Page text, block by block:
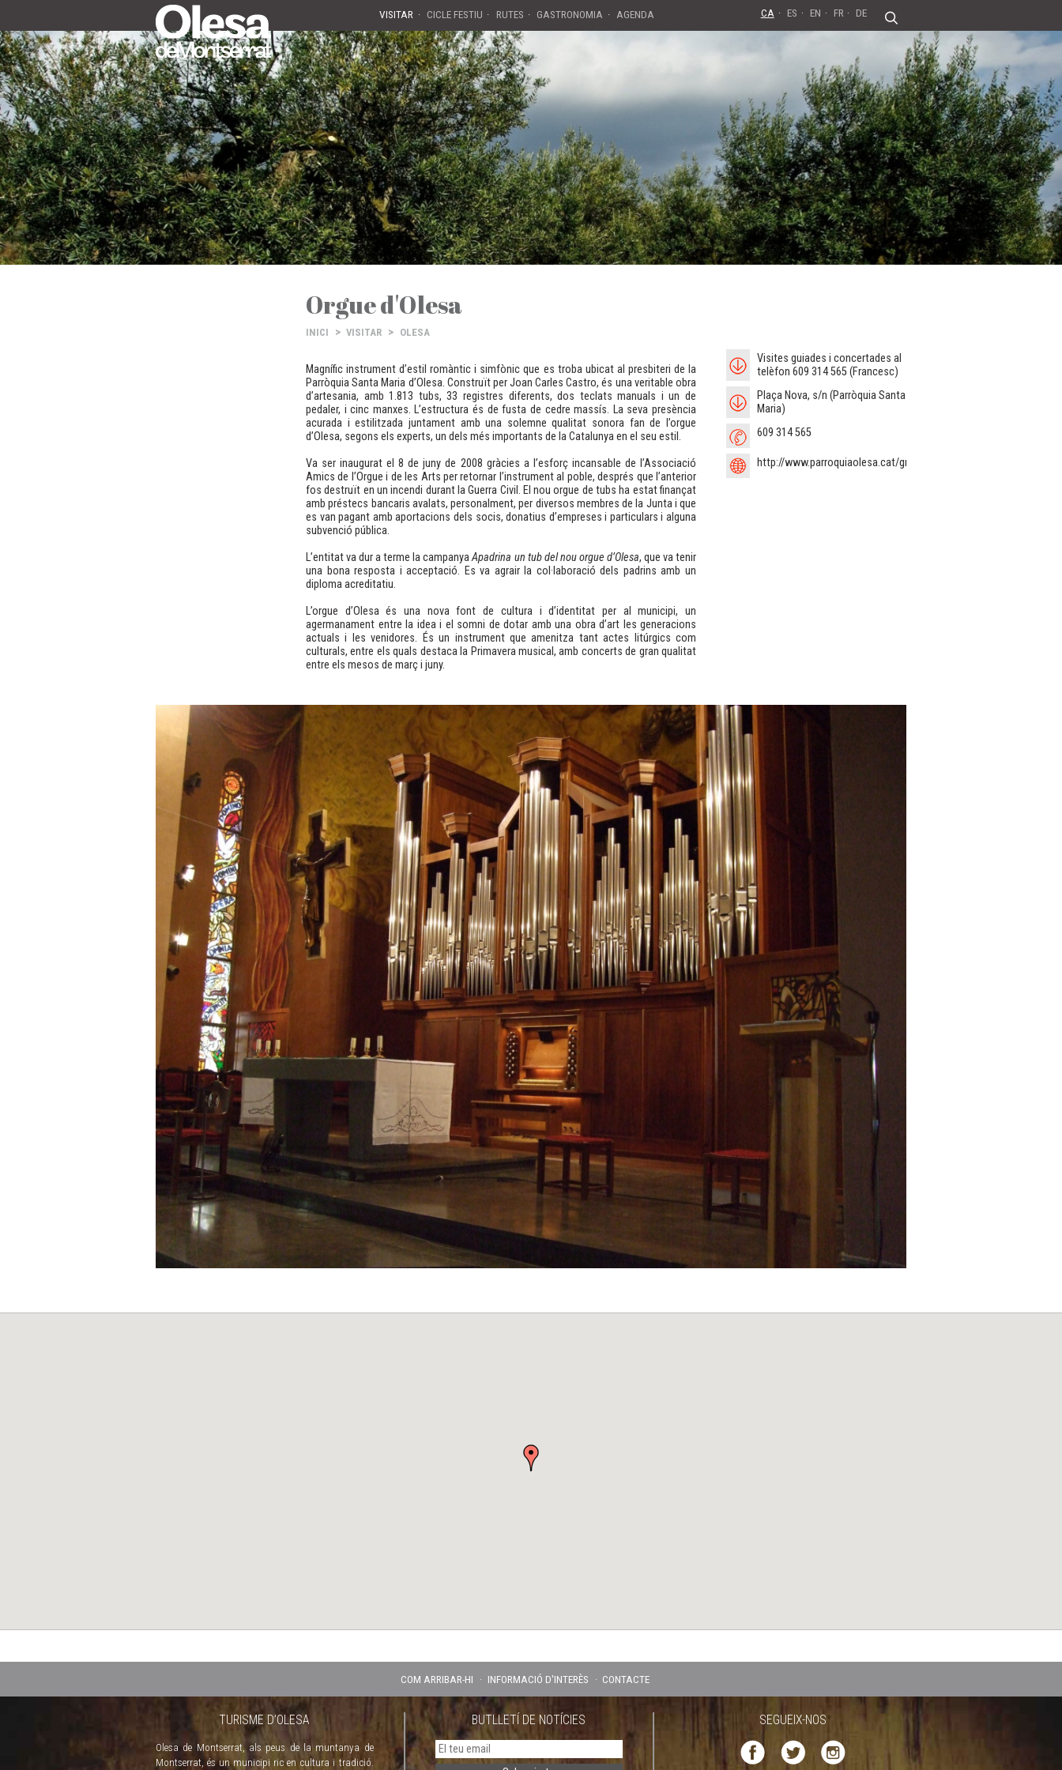
VISITAR CICLE FESTIU RUTES GASTRONOMIA AGENDA CA ES EN FR DE
Orgue d'Olesa
INICI > VISITAR > OLESA
Magnífic instrument d’estil romàntic i simfònic que es troba ubicat al presbiteri de la
Parròquia Santa Maria d’Olesa. Construït per Joan Carles Castro, és una veritable obra
d’artesania, amb 1.813 tubs, 33 registres diferents, dos teclats manuals i un de
pedaler, i cinc manxes. L’estructura és de fusta de cedre massís. La seva presència
acurada i estilitzada juntament amb una solemne qualitat sonora fan de l’orgue
d’Olesa, segons els experts, un dels més importants de la Catalunya en el seu estil.
Va ser inaugurat el 8 de juny de 2008 gràcies a l’esforç incansable de l’Associació
Amics de l’Orgue i de les Arts per retornar l’instrument al poble, després que l’anterior
fos destruït en un incendi durant la Guerra Civil. El nou orgue de tubs ha estat finançat
amb préstecs bancaris avalats, personalment, per diversos membres de la Junta i que
es van pagant amb aportacions dels socis, donatius d’empreses i particulars i alguna
subvenció pública.
L’entitat va dur a terme la campanyaApadrina un tub del nou orgue d’Olesa, que va tenir
una bona resposta i acceptació. Es va agrair la col·laboració dels padrins amb un
diploma acreditatiu.
L’orgue d’Olesa és una nova font de cultura i d’identitat per al municipi, un
agermanament entre la idea i el somni de dotar amb una obra d’art les generacions
actuals i les venidores. És un instrument que amenitza tant actes litúrgics com
culturals, entre els quals destaca la Primavera musical, amb concerts de gran qualitat
entre els mesos de març i juny.
Visites guiades i concertades al
telèfon 609 314 565 (Francesc)
Plaça Nova, s/n (Parròquia Santa
Maria)
609 314 565
http://www.parroquiaolesa.cat/grups/orgue/
COM ARRIBAR-HI INFORMACIÓ D'INTERÈS CONTACTE
TURISME D’OLESA
Olesa de Montserrat, als peus de la muntanya de
Montserrat, és un municipi ric en cultura i tradició.
BUTLLETÍ DE NOTÍCIES SEGUEIX-NOS